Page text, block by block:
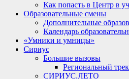
Как попасть в Центр в
Образовательные смены
Дополнительные
Календарь
«Умники и умницы»
Сириус
Большие вызовы
Региональный
СИРИУС.ЛЕТО